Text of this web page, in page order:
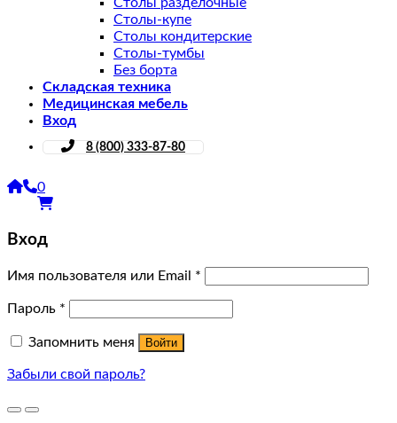
Столы разделочные
Столы-купе
Столы кондитерские
Столы-тумбы
Без борта
Складская техника
Медицинская мебель
Вход
8 (800) 333-87-80
0
Вход
Имя пользователя или Email *
Пароль *
Запомнить меня Войти
Забыли свой пароль?